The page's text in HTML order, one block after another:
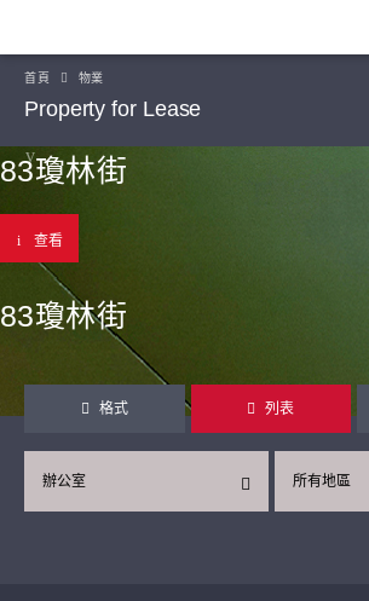
首頁 物業
Property for Lease
83瓊林街
查看
83瓊林街
格式 列表
所有地區
辦公室